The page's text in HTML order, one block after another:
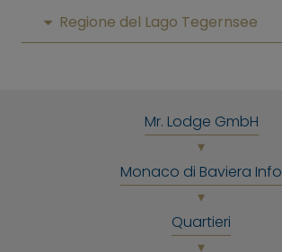
Regione del Lago Tegernsee
Mr. Lodge GmbH
Monaco di Baviera Info
Quartieri